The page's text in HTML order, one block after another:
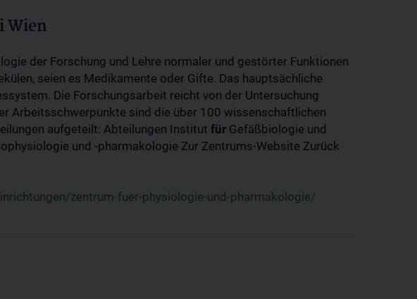
Wien
der Forschung und Lehre normaler und gestörter Funktionen
seien es Medikamente oder Gifte. Das hauptsächliche
Die Forschungsarbeit reicht von der Untersuchung
Arbeitsschwerpunkte sind die über 100 wissenschaftlichen
aufgeteilt: Abteilungen Institut für Gefäßbiologie und
und -pharmakologie Zur Zentrums-Website Zurück
zentrum-fuer-physiologie-und-pharmakologie/